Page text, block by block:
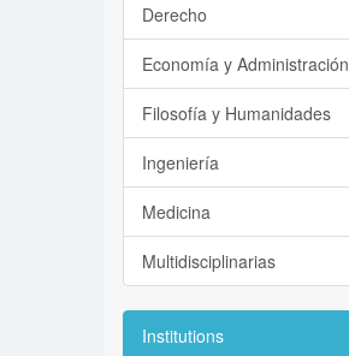
Derecho
Economía y Administración
Filosofía y Humanidades
Ingeniería
Medicina
Multidisciplinarias
Institutions